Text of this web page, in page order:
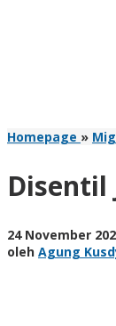
Homepage »
Disentil
24 November
oleh Agung